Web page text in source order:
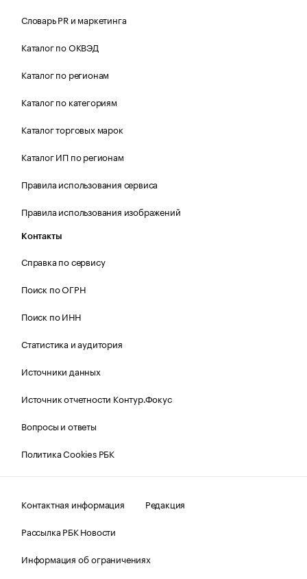
Словарь PR и маркетинга
Каталог по ОКВЭД
Каталог по регионам
Каталог по категориям
Каталог торговых марок
Каталог ИП по регионам
Правила использования сервиса
Правила использования изображений
Контакты
Справка по сервису
Поиск по ОГРН
Поиск по ИНН
Статистика и аудитория
Источники данных
Источник отчетности Контур.Фокус
Вопросы и ответы
Политика Cookies РБК
Контактная информация
Редакция
Рассылка РБК Новости
Информация об ограничениях